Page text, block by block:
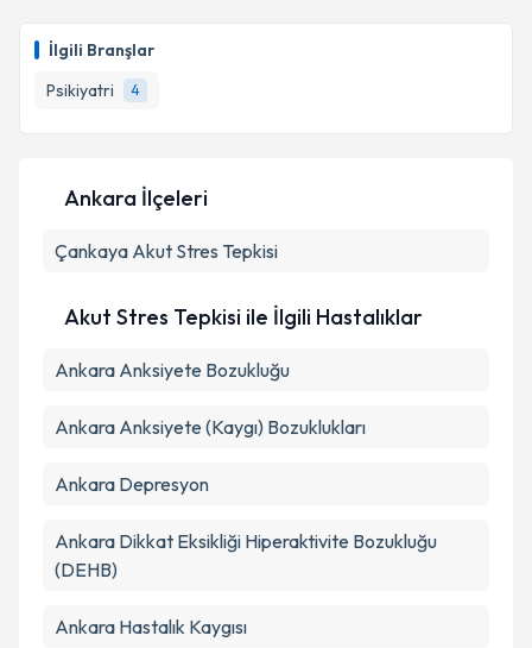
İlgili Branşlar
Psikiyatri
4
takvim hazırlandığında e-posta ile bilgilendireceğiz.
E-posta Adresiniz
Metni'ni okudum ve kişisel verilerimin belirtilen
Ankara İlçeleri
Çankaya Akut Stres Tepkisi
Akut Stres Tepkisi ile İlgili Hastalıklar
Ankara Anksiyete Bozukluğu
Ankara Anksiyete (Kaygı) Bozuklukları
Ankara Depresyon
Ankara Dikkat Eksikliği Hiperaktivite Bozukluğu
(DEHB)
Ankara Hastalık Kaygısı